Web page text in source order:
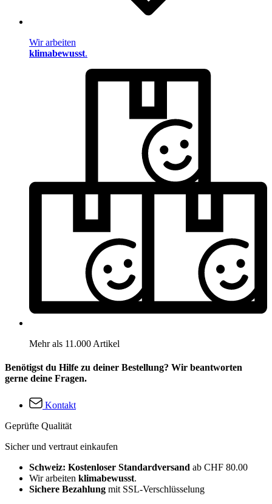
Wir arbeiten
klimabewusst.
Mehr als 11.000 Artikel
Benötigst du Hilfe zu deiner Bestellung? Wir beantworten
gerne deine Fragen.
Kontakt
Geprüfte Qualität
Sicher und vertraut einkaufen
Schweiz: Kostenloser Standardversand ab CHF 80.00
Wir arbeiten klimabewusst.
Sichere Bezahlung mit SSL-Verschlüsselung